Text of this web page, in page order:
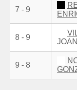
7 - 9
8 - 9
JOAN
9 - 8